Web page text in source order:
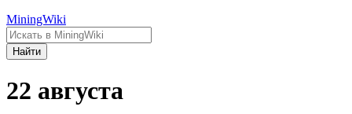
MiningWiki
Найти
22 августа